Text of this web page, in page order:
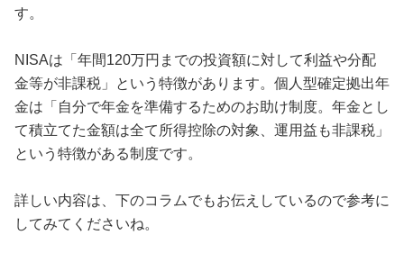
す。
NISAは「年間120万円までの投資額に対して利益や分配
金等が非課税」という特徴があります。個人型確定拠出年
金は「自分で年金を準備するためのお助け制度。年金とし
て積立てた金額は全て所得控除の対象、運用益も非課税」
という特徴がある制度です。
詳しい内容は、下のコラムでもお伝えしているので参考に
してみてくださいね。